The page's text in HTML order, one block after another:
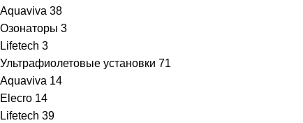
Aquaviva 38
Озонаторы 3
Lifetech 3
Ультрафиолетовые установки 71
Aquaviva 14
Elecro 14
Lifetech 39